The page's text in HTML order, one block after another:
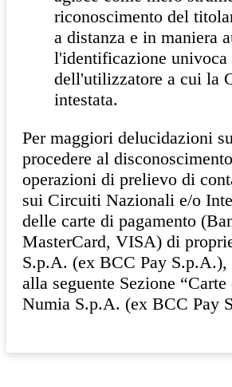
riconoscimento del
a distanza e in maniera
l'identificazione univoca
dell'utilizzatore a cui la
intestata.
Per maggiori delucidazioni
procedere al
operazioni di prelievo di
sui Circuiti Nazionali e/o
delle carte di pagamento
MasterCard, VISA) di
S.p.A. (ex BCC Pay S.p.A.),
alla seguente Sezione
Numia S.p.A. (ex BCC Pay